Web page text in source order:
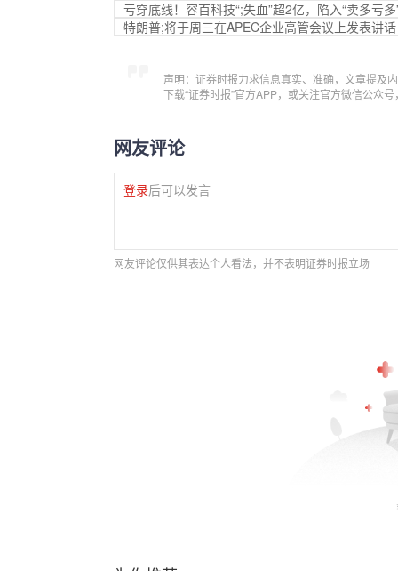
亏穿底线！容百科技“;失血”超2亿，陷入“卖多亏
特朗普;将于周三在APEC企业高管会议上发表讲话
声明：证券时报力求信息真实、准确，文章提及
下载“证券时报”官方APP，或关注官方微信公众
网友评论
登录后可以发言
网友评论仅供其表达个人看法，并不表明证券时报立场